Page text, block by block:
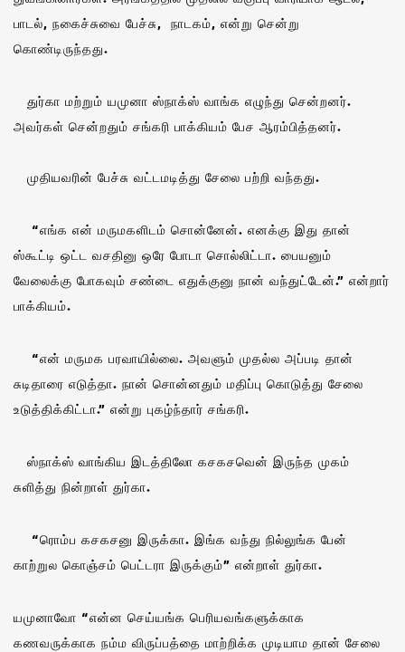
பாடல், நகைச்சுவை பேச்சு, நாடகம், என்று சென்று
கொண்டிருந்தது.
துர்கா மற்றும் யமுனா ஸ்நாக்ஸ் வாங்க எழுந்து சென்றனர்.
அவர்கள் சென்றதும் சங்கரி பாக்கியம் பேச ஆரம்பித்தனர்.
முதியவரின் பேச்சு வட்டமடித்து சேலை பற்றி வந்தது.
“எங்க என் மருமகளிடம் சொன்னேன். எனக்கு இது தான்
ஸ்கூட்டி ஒட்ட வசதினு ஒரே போடா சொல்லிட்டா. பையனும்
வேலைக்கு போகவும் சண்டை எதுக்குனு நான் வந்துட்டேன்.” என்றார்
பாக்கியம்.
“என் மருமக பரவாயில்லை. அவளும் முதல்ல அப்படி தான்
சுடிதாரை எடுத்தா. நான் சொன்னதும் மதிப்பு கொடுத்து சேலை
உடுத்திக்கிட்டா.” என்று புகழ்ந்தார் சங்கரி.
ஸ்நாக்ஸ் வாங்கிய இடத்திலோ கசகசவென் இருந்த முகம்
சுளித்து நின்றாள் துர்கா.
“ரொம்ப கசகசனு இருக்கா. இங்க வந்து நில்லுங்க பேன்
காற்றுல கொஞ்சம் பெட்டரா இருக்கும்” என்றாள் துர்கா.
யமுனாவோ “என்ன செய்யங்க பெரியவங்களுக்காக
கணவருக்காக நம்ம விருப்பத்தை மாற்றிக்க முடியாம தான் சேலை